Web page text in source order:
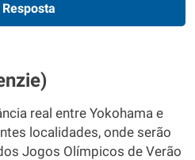
real entre Yokohama e
localidades, onde serão
Jogos Olímpicos de Verão